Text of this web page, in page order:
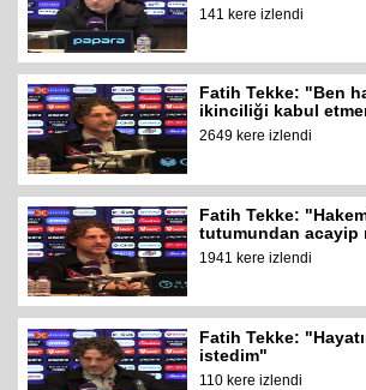
141 kere izlendi
Fatih Tekke: "Ben
ikinciliği kabul
2649 kere izlendi
Fatih Tekke:
tutumundan acayip
1941 kere izlendi
Fatih Tekke:
istedim"
110 kere izlendi